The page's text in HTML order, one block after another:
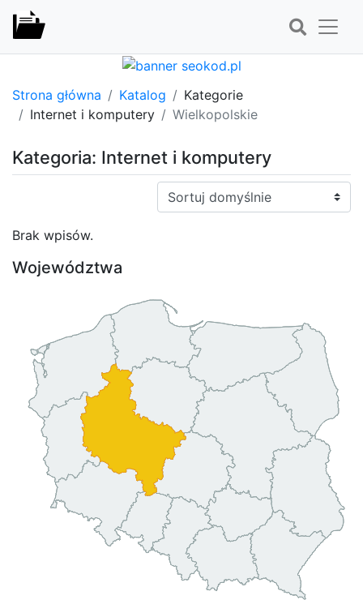
Strona główna Katalog
Kategorie
Internet i komputery
Wielkopolskie
Kategoria: Internet i komputery
Sortuj:
Brak wpisów.
Województwa